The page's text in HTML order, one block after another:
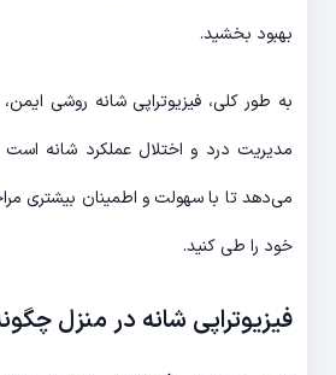
بهبود بخشید.
به طور کلی، فیزیوتراپی شانه روشی
مدیریت درد و اختلال عملکرد شانه است
می‌دهد تا با سهولت و اطمینان بیشتری
خود را طی کنید.
فیزیوتراپی شانه در منزل